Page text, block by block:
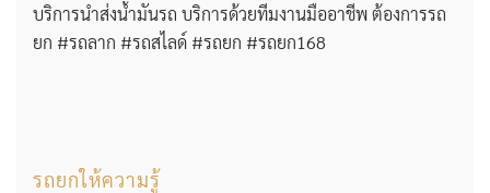
บริการนำส่งน้ำมันรถ บริการด้วยทีมงานมืออาชีพ ต้องการรถ
ยก #รถลาก #รถสไลด์ #รถยก #รถยก168
รถยกให้ความรู้